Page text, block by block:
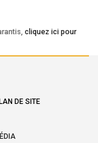
cliquez ici pour
DE SITE